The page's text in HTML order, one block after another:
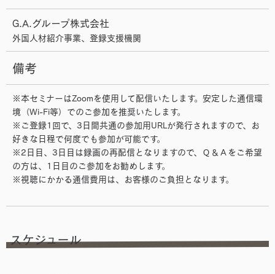
G.A.グループ株式会社
外国人材紹介事業、登録支援機関
備考
※本セミナーはZoomを使用して配信いたします。安定した通信環
境（Wi-Fi等）でのご参加を推奨いたします。
※ご登録1回で、3日間共通の参加用URLが発行されますので、お
好きな日程で何度でも参加が可能です。
※2日目、3日目は録画の再配信となりますので、Ｑ＆Ａをご希望
の方は、1日目のご参加をお勧めします。
※視聴にかかる通信費用は、お客様のご負担となります。
スケジュール